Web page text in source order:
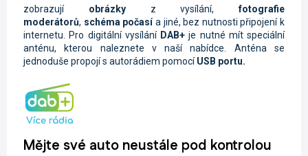
zobrazují obrázkyz vysílání,fotografie
moderátorů, schéma počasía jiné, bez nutnosti připojení k
internetu. Pro digitální vysílání DAB+ je nutné mít speciální
anténu, kterou naleznete v naší nabídce. Anténa se
jednoduše propojí s autorádiem pomocíUSB portu.
Mějte své auto neustále pod kontrolou